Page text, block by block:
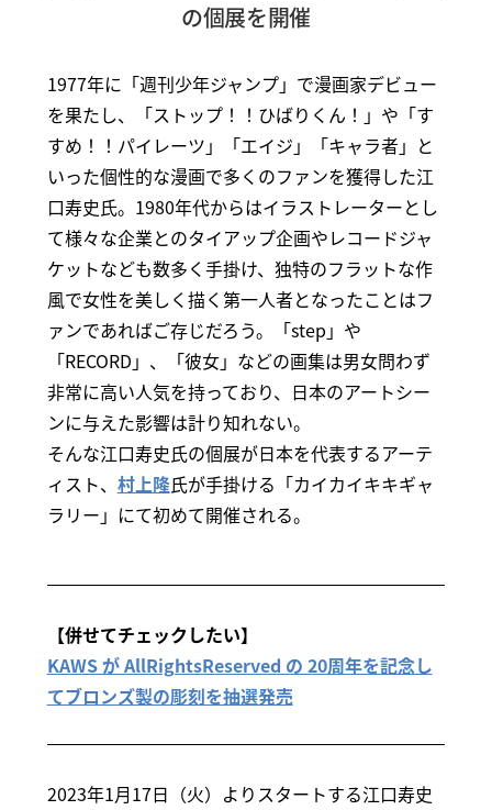
の個展を開催
1977年に「週刊少年ジャンプ」で漫画家デビュー
を果たし、「ストップ！！ひばりくん！」や「す
すめ！！パイレーツ」「エイジ」「キャラ者」と
いった個性的な漫画で多くのファンを獲得した江
口寿史氏。1980年代からはイラストレーターとし
て様々な企業とのタイアップ企画やレコードジャ
ケットなども数多く手掛け、独特のフラットな作
風で女性を美しく描く第一人者となったことはフ
ァンであればご存じだろう。「step」や
「RECORD」、「彼女」などの画集は男女問わず
非常に高い人気を持っており、日本のアートシー
ンに与えた影響は計り知れない。
そんな江口寿史氏の個展が日本を代表するアーテ
ィスト、 村上隆氏が手掛ける「カイカイキキギャ
ラリー」にて初めて開催される。
【併せてチェックしたい】
KAWS が AllRightsReserved の 20周年を記念し
てブロンズ製の彫刻を抽選発売
2023年1月17日（火）よりスタートする江口寿史